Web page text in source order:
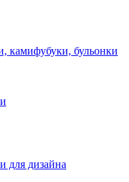
камифубуки, бульонки
для дизайна